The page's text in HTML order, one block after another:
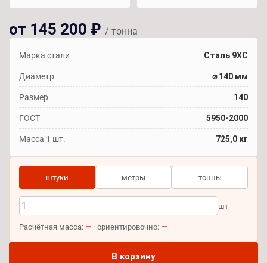
от 145 200 ₽ / тонна
Марка стали Сталь 9ХС
Диаметр ⌀ 140 мм
Размер 140
ГОСТ 5950-2000
Масса 1 шт. 725,0 кг
штуки метры тонны
шт
Расчётная масса: — · ориентировочно: —
В корзину